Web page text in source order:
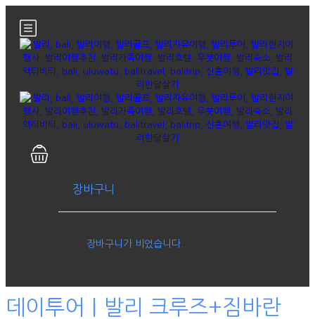
장바구니
장바구니가 비었습니다.
데이투어｜발리 크루즈+짐바란